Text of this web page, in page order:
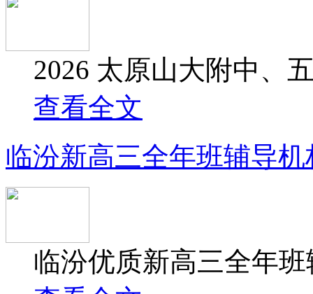
2026 太原山大附中、
查看全文
临汾新高三全年班辅导机
临汾优质新高三全年